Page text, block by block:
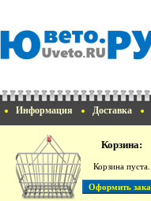
Информация Доставка
Корзина:
Корзина пуста.